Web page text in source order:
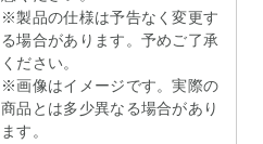
※製品の仕様は予告なく変更す
る場合があります。予めご了承
ください。
※画像はイメージです。実際の
商品とは多少異なる場合があり
ます。